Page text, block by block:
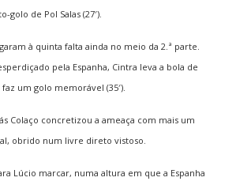
de Pol Salas (27′).
à quinta falta ainda no meio da 2.ª parte.
pela Espanha, Cintra leva a bola de
um golo memorável (35′).
Colaço concretizou a ameaça com mais um
obrido num livre direto vistoso.
Lúcio marcar, numa altura em que a Espanha